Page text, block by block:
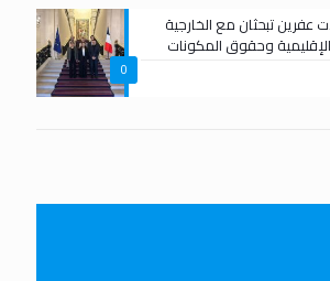
0
عفرين تبحثان مع الخارجية
وحقوق المكونات